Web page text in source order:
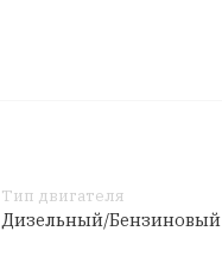
Тип двигателя
Дизельный/Бензиновый